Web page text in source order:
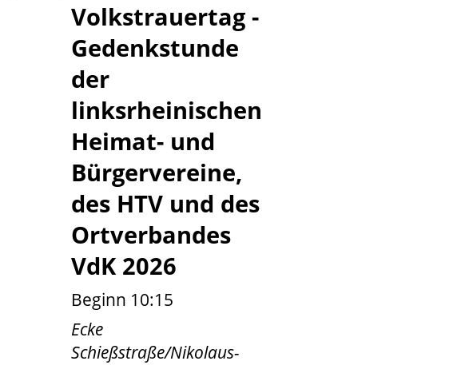
Volkstrauertag -
Gedenkstunde
der
linksrheinischen
Heimat- und
Bürgervereine,
des HTV und des
Ortverbandes
VdK 2026
Beginn 10:15
Ecke
Schießstraße/Nikolaus-